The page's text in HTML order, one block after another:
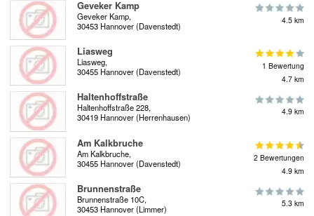
Geveker Kamp
Geveker Kamp,
30453 Hannover (Davenstedt)
4.5 km
Liasweg
Liasweg,
30455 Hannover (Davenstedt)
1 Bewertung
4.7 km
Haltenhoffstraße
Haltenhoffstraße 228,
30419 Hannover (Herrenhausen)
4.9 km
Am Kalkbruche
Am Kalkbruche,
30455 Hannover (Davenstedt)
2 Bewertungen
4.9 km
Brunnenstraße
Brunnenstraße 10C,
30453 Hannover (Limmer)
5.3 km